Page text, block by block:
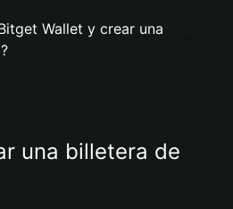
Wallet y crear una
una billetera de